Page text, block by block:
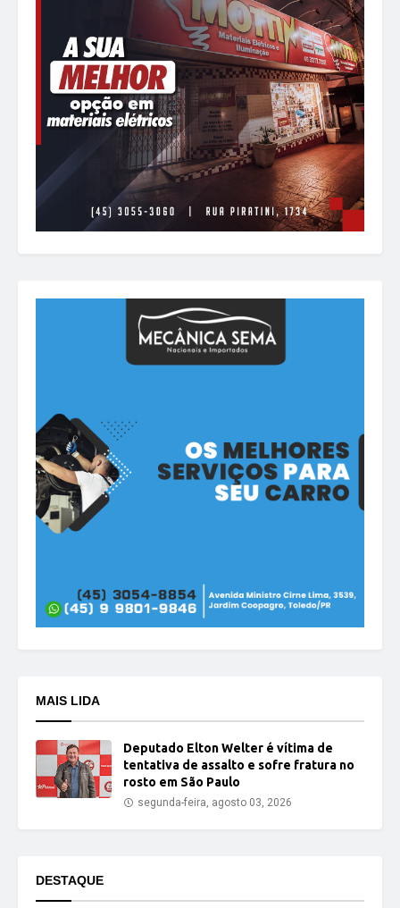
MAIS LIDA
Deputado Elton Welter é vítima de
tentativa de assalto e sofre fratura no
rosto em São Paulo
segunda-feira, agosto 03, 2026
DESTAQUE